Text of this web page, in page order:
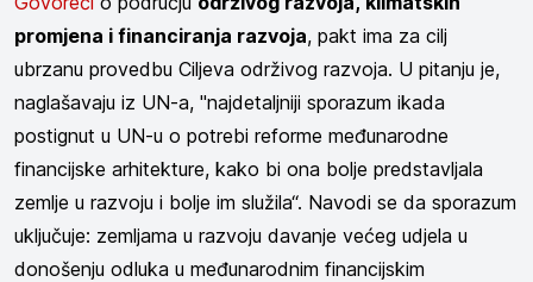
promjena i financiranja razvoja, pakt ima za cilj
ubrzanu provedbu Ciljeva održivog razvoja. U pitanju je,
naglašavaju iz UN-a, "najdetaljniji sporazum ikada
postignut u UN-u o potrebi reforme međunarodne
financijske arhitekture, kako bi ona bolje predstavljala
zemlje u razvoju i bolje im služila“. Navodi se da sporazum
uključuje: zemljama u razvoju davanje većeg udjela u
donošenju odluka u međunarodnim financijskim